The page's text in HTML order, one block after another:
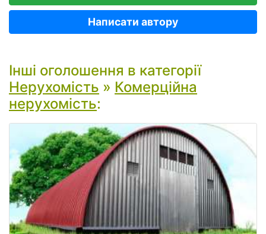
Написати автору
Інші оголошення в категорії
Нерухомість » Комерційна
нерухомість: